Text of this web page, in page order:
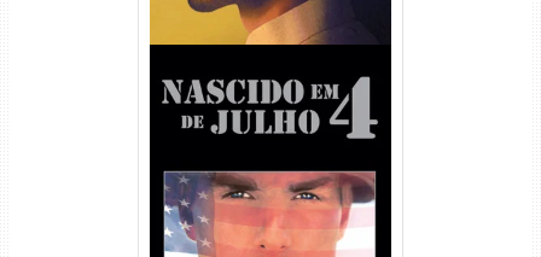
Nascido em 4 de Julho
Torrent (1989) WEB-DL 1080p
Dual Áudio